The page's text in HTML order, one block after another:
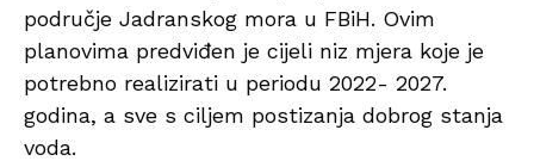
područje Jadranskog mora u FBiH. Ovim
planovima predviđen je cijeli niz mjera koje je
potrebno realizirati u periodu 2022- 2027.
godina, a sve s ciljem postizanja dobrog stanja
voda.